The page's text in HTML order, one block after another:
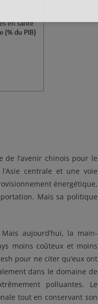
de l’avenir chinois pour le
centrale et une voie
énergétique,
Mais sa politique
aujourd’hui, la main-
moins coûteux et moins
pour ne citer qu’eux ont
dans le domaine de
polluantes. Le
tout en conservant son